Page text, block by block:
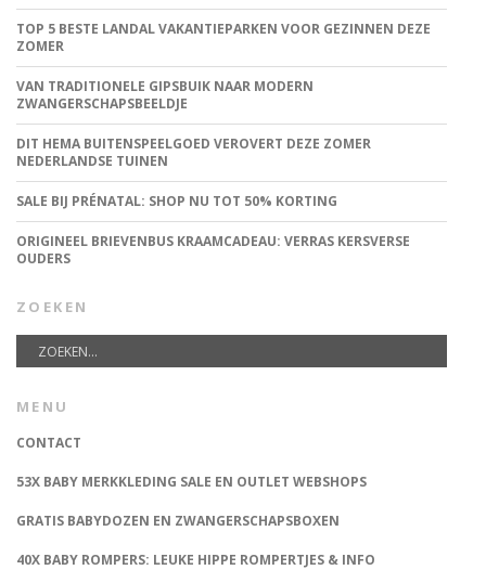
TOP 5 BESTE LANDAL VAKANTIEPARKEN VOOR GEZINNEN DEZE
ZOMER
VAN TRADITIONELE GIPSBUIK NAAR MODERN
ZWANGERSCHAPSBEELDJE
DIT HEMA BUITENSPEELGOED VEROVERT DEZE ZOMER
NEDERLANDSE TUINEN
SALE BIJ PRÉNATAL: SHOP NU TOT 50% KORTING
ORIGINEEL BRIEVENBUS KRAAMCADEAU: VERRAS KERSVERSE
OUDERS
ZOEKEN
MENU
CONTACT
53X BABY MERKKLEDING SALE EN OUTLET WEBSHOPS
GRATIS BABYDOZEN EN ZWANGERSCHAPSBOXEN
40X BABY ROMPERS: LEUKE HIPPE ROMPERTJES & INFO